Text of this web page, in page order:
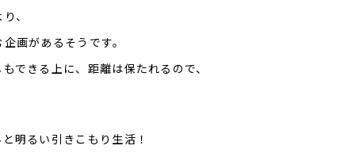
、
画があるそうです。
できる上に、距離は保たれるので、
明るい引きこもり生活！